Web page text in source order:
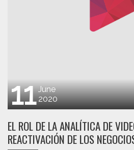
11 June
2020
EL ROL DE LA ANALÍTICA DE
REACTIVACIÓN DE LOS